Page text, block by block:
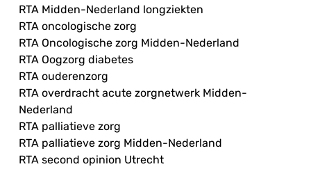
RTA Midden-Nederland longziekten
RTA oncologische zorg
RTA Oncologische zorg Midden-Nederland
RTA Oogzorg diabetes
RTA ouderenzorg
RTA overdracht acute zorgnetwerk Midden-
Nederland
RTA palliatieve zorg
RTA palliatieve zorg Midden-Nederland
RTA second opinion Utrecht